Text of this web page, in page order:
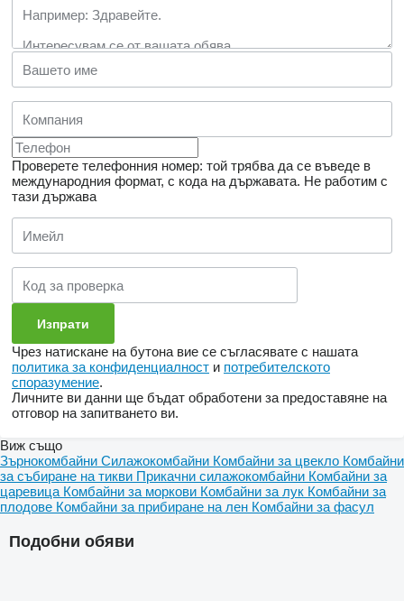
Проверете телефонния номер: той трябва да се въведе в
международния формат, с кода на държавата. Не работим с
тази държава
Чрез натискане на бутона вие се съгласявате с нашата
политика за конфиденциалност и потребителското
споразумение.
Личните ви данни ще бъдат обработени за предоставяне на
отговор на запитването ви.
Подобни обяви
Виж също
Зърнокомбайни Силажокомбайни Комбайни за цвекло Комбайни
за събиране на тикви Прикачни силажокомбайни Комбайни за
царевица Комбайни за моркови Комбайни за лук Комбайни за
плодове Комбайни за прибиране на лен Комбайни за фасул